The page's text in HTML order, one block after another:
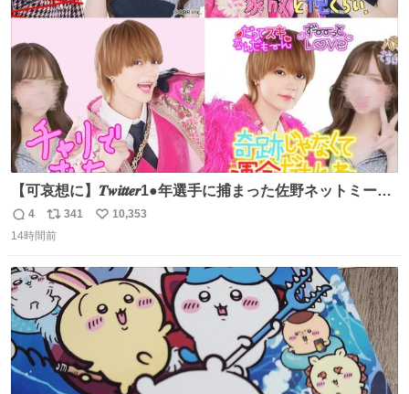
数
【可哀想に】𝑻𝒘𝒊𝒕𝒕𝒆𝒓1●年選手に捕まった佐野ネットミーム
勇斗さんのコラボプリ
返
信
4
リ
ポ
ト
数
341
い
数
10,353
14時間前